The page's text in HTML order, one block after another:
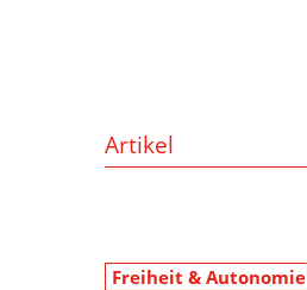
Artikel
Freiheit & Autonomie